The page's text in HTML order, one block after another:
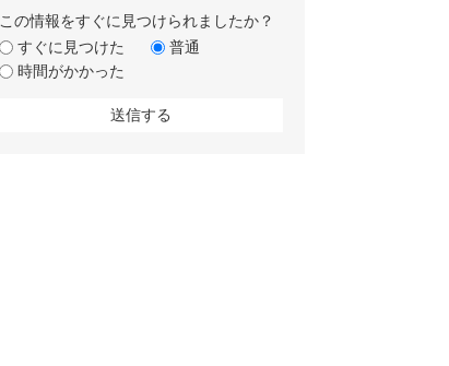
この情報をすぐに見つけられましたか？
すぐに見つけた
普通
時間がかかった